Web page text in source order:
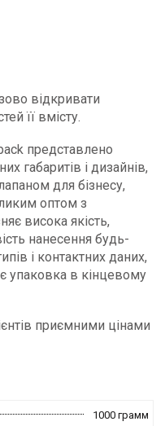
відкривати
її вмісту.
представлено
габаритів і дизайнів,
для бізнесу,
оптом з
висока якість,
нанесення будь-
і контактних даних,
упаковка в кінцевому
приємними цінами
1000 грамм